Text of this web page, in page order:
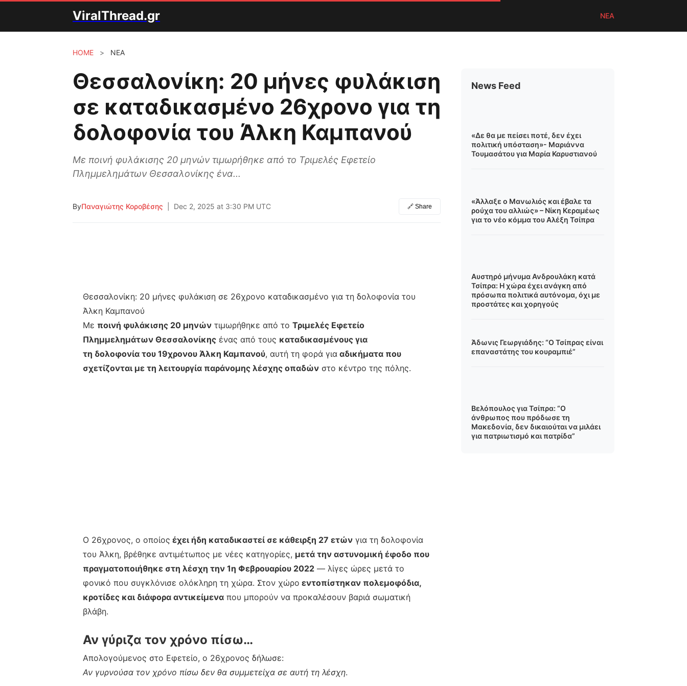
ViralThread.gr ΝΕΑ
HOME > ΝΕΑ
Θεσσαλονίκη: 20 μήνες φυλάκιση
σε καταδικασμένο 26χρονο για τη
δολοφονία του Άλκη Καμπανού
Με ποινή φυλάκισης 20 μηνών τιμωρήθηκε από το Τριμελές Εφετείο
Πλημμελημάτων Θεσσαλονίκης ένα...
ByΠαναγιώτης Κοροβέσης Dec 2, 2025 at 3:30 PM UTC 🔗 Share
Θεσσαλονίκη: 20 μήνες φυλάκιση σε 26χρονο καταδικασμένο για τη δολοφονία του
Άλκη Καμπανού
Με ποινή φυλάκισης 20 μηνών τιμωρήθηκε από το Τριμελές Εφετείο
Πλημμελημάτων Θεσσαλονίκης ένας από τους καταδικασμένους για
τη δολοφονία του 19χρονου Άλκη Καμπανού, αυτή τη φορά για αδικήματα που
σχετίζονται με τη λειτουργία παράνομης λέσχης οπαδών στο κέντρο της πόλης.
Ο 26χρονος, ο οποίος έχει ήδη καταδικαστεί σε κάθειρξη 27 ετών για τη δολοφονία
του Άλκη, βρέθηκε αντιμέτωπος με νέες κατηγορίες, μετά την αστυνομική έφοδο που
πραγματοποιήθηκε στη λέσχη την 1η Φεβρουαρίου 2022 — λίγες ώρες μετά το
φονικό που συγκλόνισε ολόκληρη τη χώρα. Στον χώρο εντοπίστηκαν πολεμοφόδια,
κροτίδες και διάφορα αντικείμενα που μπορούν να προκαλέσουν βαριά σωματική
βλάβη.
Αν γύριζα τον χρόνο πίσω…
Απολογούμενος στο Εφετείο, ο 26χρονος δήλωσε:
Αν γυρνούσα τον χρόνο πίσω δεν θα συμμετείχα σε αυτή τη λέσχη.
News Feed
«Δε θα με πείσει ποτέ, δεν έχει
πολιτική υπόσταση»- Μαριάννα
Τουμασάτου για Μαρία Καρυστιανού
«Άλλαξε ο Μανωλιός και έβαλε τα
ρούχα του αλλιώς» – Νίκη Κεραμέως
για το νέο κόμμα του Αλέξη Τσίπρα
Αυστηρό μήνυμα Ανδρουλάκη κατά
Τσίπρα: Η χώρα έχει ανάγκη από
πρόσωπα πολιτικά αυτόνομα, όχι με
προστάτες και χορηγούς
Άδωνις Γεωργιάδης: “Ο Τσίπρας είναι
επαναστάτης του κουραμπιέ”
Βελόπουλος για Τσίπρα: “Ο
άνθρωπος που πρόδωσε τη
Μακεδονία, δεν δικαιούται να μιλάει
για πατριωτισμό και πατρίδα”